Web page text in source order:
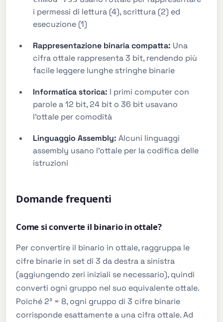
i permessi di lettura (4), scrittura (2) ed
esecuzione (1)
Rappresentazione binaria compatta: Una
cifra ottale rappresenta 3 bit, rendendo più
facile leggere lunghe stringhe binarie
Informatica storica: I primi computer con
parole a 12 bit, 24 bit o 36 bit usavano
l'ottale per comodità
Linguaggio Assembly: Alcuni linguaggi
assembly usano l'ottale per la codifica delle
istruzioni
Domande frequenti
Come si converte il binario in ottale?
Per convertire il binario in ottale, raggruppa le
cifre binarie in set di 3 da destra a sinistra
(aggiungendo zeri iniziali se necessario), quindi
converti ogni gruppo nel suo equivalente ottale.
Poiché 2³ = 8, ogni gruppo di 3 cifre binarie
corrisponde esattamente a una cifra ottale. Ad